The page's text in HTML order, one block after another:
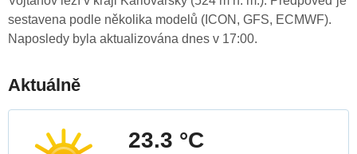
sestavena podle několika modelů (ICON, GFS, ECMWF).
Naposledy byla aktualizována dnes v 17:00.
Aktuálně
23.3 °C